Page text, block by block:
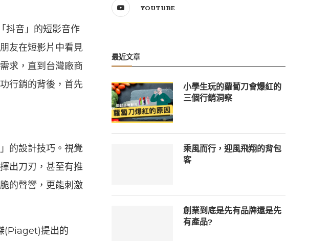
抖音」的短影音作
友在短影片中看見
求，直到台灣廠商
行銷的背後，首先
的設計技巧。視覺
出刀刃，甚至有推
的聲響，更能刺激
(Piaget)提出的
YOUTUBE
最近文章
小學生玩的蘿蔔刀會爆紅的
三個行銷洞察
乘風而行，迎風飛翔的背包
客
創業到底是先有品牌還是先
有產品?